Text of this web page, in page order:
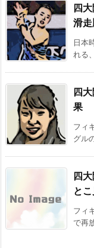
四
滑
日本
れる
四
果
フィ
グル
四
と
フィ
で再